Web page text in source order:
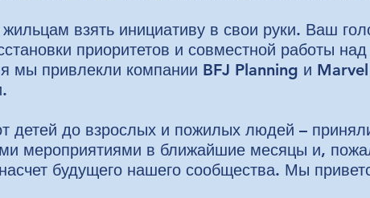
взять инициативу в свои руки. Ваш
приоритетов и совместной работы
мы привлекли компании BFJ Planning и
детей до взрослых и пожилых людей –
мероприятиями в ближайшие месяцы и,
будущего нашего сообщества. Мы